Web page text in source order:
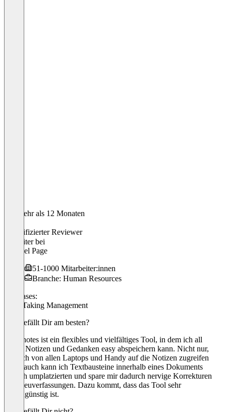
Vor mehr als 12 Monaten
Verifizierter Reviewer
Recruiterbei
Michael Page
51-1000 Mitarbeiter:innen
Branche: Human Resources
Use cases:
Note-Taking Management
Was gefällt Dir am besten?
Goodnotes ist ein flexibles und vielfältiges Tool, in dem ich all
meine Notizen und Gedanken easy abspeichern kann. Nicht nur,
dass ich von allen Laptops und Handy auf die Notizen zugreifen
kann, auch kann ich Textbausteine innerhalb eines Dokuments
einfach umplatzierten und spare mir dadurch nervige Korrekturen
und Neuverfassungen. Dazu kommt, dass das Tool sehr
kostengünstig ist.